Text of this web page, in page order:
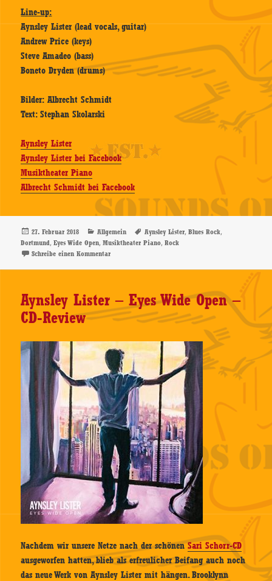
Line-up:
Aynsley Lister (lead vocals, guitar)
Andrew Price (keys)
Steve Amadeo (bass)
Boneto Dryden (drums)
Bilder: Albrecht Schmidt
Text: Stephan Skolarski
Aynsley Lister
Aynsley Lister bei Facebook
Musiktheater Piano
Albrecht Schmidt bei Facebook
Veröffentlicht
am
27. Februar 2018 Kategorien
Allgemein Schlagwörter
Aynsley Lister,Blues Rock,
Dortmund,Eyes Wide Open,Musiktheater Piano,Rock
Schreibe einen Kommentarzu Aynsley Lister – 25.02.2018, Musiktheater Piano,
Aynsley Lister – Eyes Wide Open –
CD-Review
Nachdem wir unsere Netze nach der schönenSari Schorr-CD
ausgeworfen hatten, blieb als erfreulicher Beifang auch noch
das neue Werk von Aynsley Lister mit hängen. Brooklynn